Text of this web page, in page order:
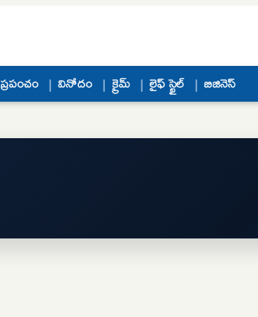
ప్రపంచం వినోదం క్రైమ్ లైఫ్ స్టైల్ బిజినెస్